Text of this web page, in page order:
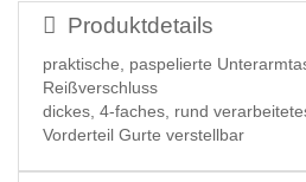
Produktdetails
praktische, paspelierte
Reißverschluss
dickes, 4-faches, rund
Vorderteil Gurte verstellbar